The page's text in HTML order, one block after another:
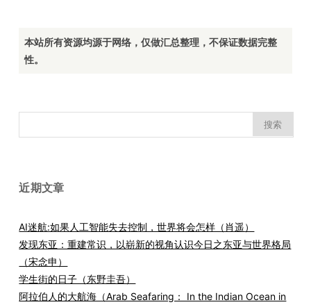
本站所有资源均源于网络，仅做汇总整理，不保证数据完整
性。
索：
近期文章
AI迷航:如果人工智能失去控制，世界将会怎样（肖遥）
发现东亚：重建常识，以崭新的视角认识今日之东亚与世界格局
（宋念申）
学生街的日子（东野圭吾）
阿拉伯人的大航海（Arab Seafaring： In the Indian Ocean in